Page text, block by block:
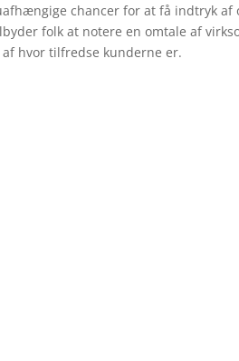
chancer for at få indtryk
folk at notere en omtale af
hvor tilfredse kunderne er.